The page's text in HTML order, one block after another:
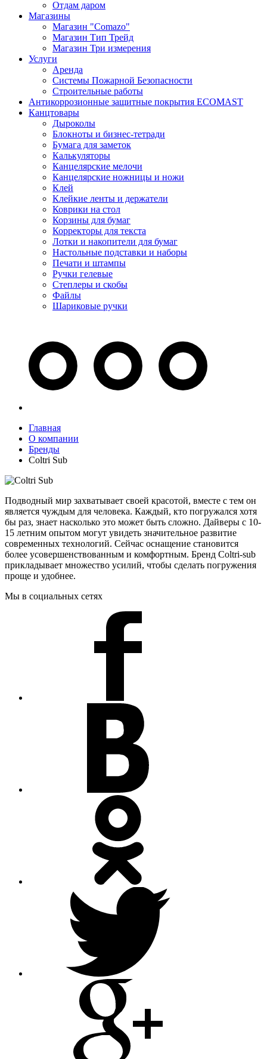
Отдам даром
Магазины
Магазин "Comazo"
Магазин Тип Трейд
Магазин Три измерения
Услуги
Аренда
Системы Пожарной Безопасности
Строительные работы
Антикоррозионные защитные покрытия ECOMAST
Канцтовары
Дыроколы
Блокноты и бизнес-тетради
Бумага для заметок
Калькуляторы
Канцелярские мелочи
Канцелярские ножницы и ножи
Клей
Клейкие ленты и держатели
Коврики на стол
Корзины для бумаг
Корректоры для текста
Лотки и накопители для бумаг
Настольные подставки и наборы
Печати и штампы
Ручки гелевые
Степлеры и скобы
Файлы
Шариковые ручки
Главная
О компании
Бренды
Coltri Sub
Подводный мир захватывает своей красотой, вместе с тем он
является чуждым для человека. Каждый, кто погружался хотя
бы раз, знает насколько это может быть сложно. Дайверы с 10-
15 летним опытом могут увидеть значительное развитие
современных технологий. Сейчас оснащение становится
более усовершенствованным и комфортным. Бренд Coltri-sub
прикладывает множество усилий, чтобы сделать погружения
проще и удобнее.
Мы в социальных сетях